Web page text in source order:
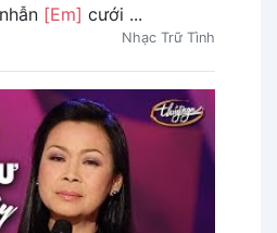
[Em] cưới ...
Nhạc Trữ Tình